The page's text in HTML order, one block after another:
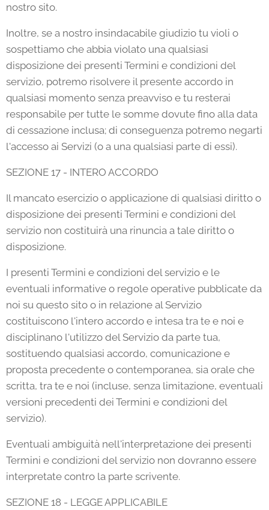
nostro sito.
Inoltre, se a nostro insindacabile giudizio tu violi o
sospettiamo che abbia violato una qualsiasi
disposizione dei presenti Termini e condizioni del
servizio, potremo risolvere il presente accordo in
qualsiasi momento senza preavviso e tu resterai
responsabile per tutte le somme dovute fino alla data
di cessazione inclusa; di conseguenza potremo negarti
l'accesso ai Servizi (o a una qualsiasi parte di essi).
SEZIONE 17 - INTERO ACCORDO
Il mancato esercizio o applicazione di qualsiasi diritto o
disposizione dei presenti Termini e condizioni del
servizio non costituirà una rinuncia a tale diritto o
disposizione.
I presenti Termini e condizioni del servizio e le
eventuali informative o regole operative pubblicate da
noi su questo sito o in relazione al Servizio
costituiscono l'intero accordo e intesa tra te e noi e
disciplinano l'utilizzo del Servizio da parte tua,
sostituendo qualsiasi accordo, comunicazione e
proposta precedente o contemporanea, sia orale che
scritta, tra te e noi (incluse, senza limitazione, eventuali
versioni precedenti dei Termini e condizioni del
servizio).
Eventuali ambiguità nell'interpretazione dei presenti
Termini e condizioni del servizio non dovranno essere
interpretate contro la parte scrivente.
SEZIONE 18 - LEGGE APPLICABILE